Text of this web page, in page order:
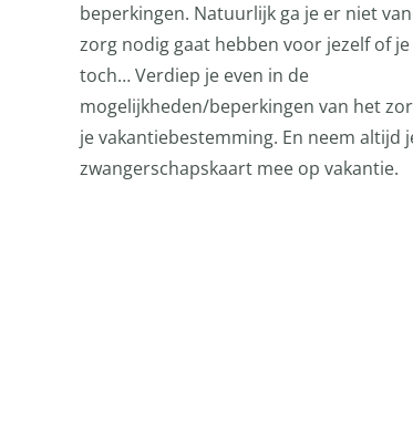
beperkingen. Natuurlijk ga je er niet
zorg nodig gaat hebben voor jezelf of
toch… Verdiep je even in de
mogelijkheden/beperkingen van het
je vakantiebestemming. En neem altijd
zwangerschapskaart mee op vakantie.